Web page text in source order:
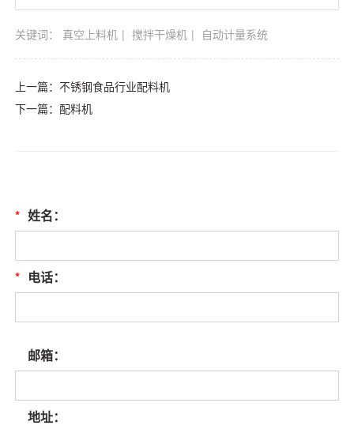
关键词： 真空上料机 搅拌干燥机 自动计量系统
上一篇：不锈钢食品行业配料机
下一篇：配料机
* 姓名：
* 电话：
邮箱：
地址：